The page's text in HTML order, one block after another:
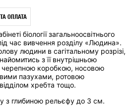
ОПЛАТА
біології загальноосвітнього
час вивчення розділу «Людина».
людини в сагітальному розрізі,
з її внутрішньою
черепною коробкою, носовою
пазухами, ротовою
хребта тощо.
з глибиною рельєфу до 3 см.